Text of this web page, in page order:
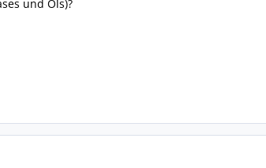
und Öls)?